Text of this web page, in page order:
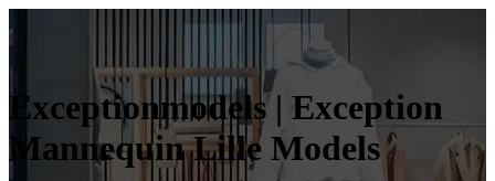
Ex­ception­mo­dels | Exception
Mannequin Lille Models